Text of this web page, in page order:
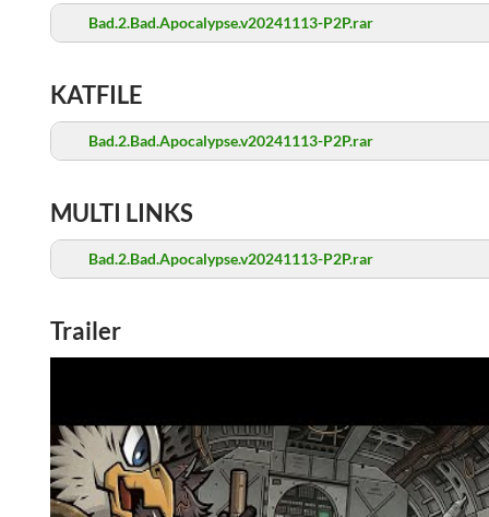
Bad.2.Bad.Apocalypse.v20241113-P2P.rar
KATFILE
Bad.2.Bad.Apocalypse.v20241113-P2P.rar
MULTI LINKS
Bad.2.Bad.Apocalypse.v20241113-P2P.rar
Trailer